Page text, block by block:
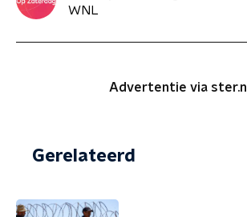
WNL
Advertentie via ster.nl
Gerelateerd